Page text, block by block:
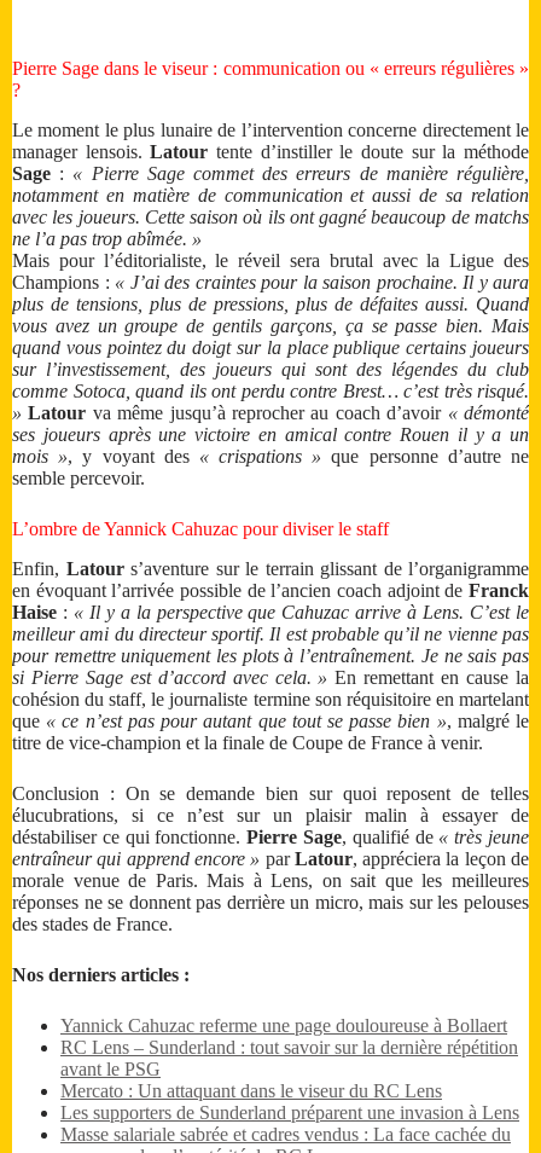
Pierre Sage dans le viseur : communication ou « erreurs régulières »
?
Le moment le plus lunaire de l’intervention concerne directement le
manager lensois.Latour tente d’instiller le doute sur la méthode
Sage : « Pierre Sage commet des erreurs de manière régulière,
notamment en matière de communication et aussi de sa relation
avec les joueurs. Cette saison où ils ont gagné beaucoup de matchs
ne l’a pas trop abîmée. »
Mais pour l’éditorialiste, le réveil sera brutal avec la Ligue des
Champions : « J’ai des craintes pour la saison prochaine. Il y aura
plus de tensions, plus de pressions, plus de défaites aussi. Quand
vous avez un groupe de gentils garçons, ça se passe bien. Mais
quand vous pointez du doigt sur la place publique certains joueurs
sur l’investissement, des joueurs qui sont des légendes du club
comme Sotoca, quand ils ont perdu contre Brest… c’est très risqué.
» Latour va même jusqu’à reprocher au coach d’avoir « démonté
ses joueurs après une victoire en amical contre Rouen il y a un
mois », y voyant des « crispations » que personne d’autre ne
semble percevoir.
L’ombre de Yannick Cahuzac pour diviser le staff
Enfin, Latours’aventure sur le terrain glissant de l’organigramme
en évoquant l’arrivée possible de l’ancien coach adjoint de Franck
Haise : « Il y a la perspective que Cahuzac arrive à Lens. C’est le
meilleur ami du directeur sportif. Il est probable qu’il ne vienne pas
pour remettre uniquement les plots à l’entraînement. Je ne sais pas
si Pierre Sage est d’accord avec cela. » En remettant en cause la
cohésion du staff, le journaliste termine son réquisitoire en martelant
que « ce n’est pas pour autant que tout se passe bien », malgré le
titre de vice-champion et la finale de Coupe de France à venir.
Conclusion : On se demande bien sur quoi reposent de telles
élucubrations, si ce n’est sur un plaisir malin à essayer de
déstabiliser ce qui fonctionne.Pierre Sage, qualifié de « très jeune
entraîneur qui apprend encore » parLatour, appréciera la leçon de
morale venue de Paris. Mais à Lens, on sait que les meilleures
réponses ne se donnent pas derrière un micro, mais sur les pelouses
des stades de France.
Nos derniers articles :
Yannick Cahuzac referme une page douloureuse à Bollaert
RC Lens – Sunderland : tout savoir sur la dernière répétition
avant le PSG
Mercato : Un attaquant dans le viseur du RC Lens
Les supporters de Sunderland préparent une invasion à Lens
Masse salariale sabrée et cadres vendus : La face cachée du